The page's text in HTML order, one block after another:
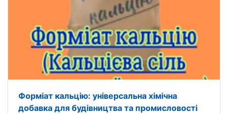
Форміат кальцію: універсальна хімічна
добавка для будівництва та промисловості